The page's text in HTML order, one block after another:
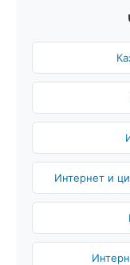
Интернет и